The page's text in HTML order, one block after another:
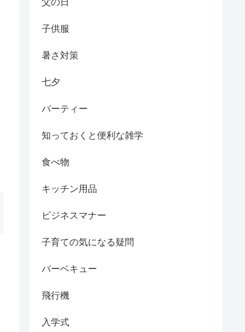
父の日
子供服
暑さ対策
七夕
パーティー
知っておくと便利な雑学
食べ物
キッチン用品
ビジネスマナー
子育ての気になる疑問
バーベキュー
飛行機
入学式